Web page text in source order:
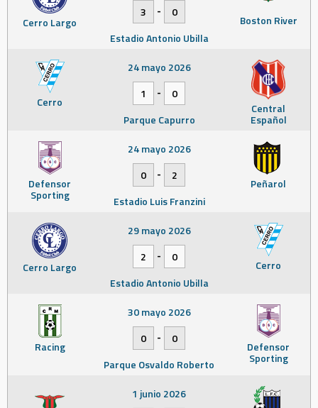
Cerro Largo Boston River
3
-
0
Estadio Antonio Ubilla
Cerro Central
Español
24 mayo 2026
1
-
0
Parque Capurro
Defensor
Sporting
Peñarol
24 mayo 2026
0
-
2
Estadio Luis Franzini
Cerro Largo Cerro
29 mayo 2026
2
-
0
Estadio Antonio Ubilla
Racing Defensor
Sporting
30 mayo 2026
0
-
0
Parque Osvaldo Roberto
1 junio 2026